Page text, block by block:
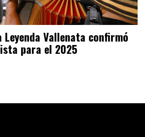
Leyenda Vallenata confirmó
para el 2025